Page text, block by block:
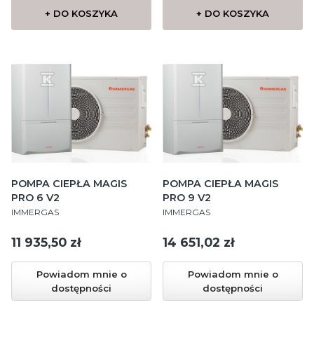
+ DO KOSZYKA + DO KOSZYKA
POMPA CIEPŁA MAGIS
PRO 6 V2
PRODUCENT
IMMERGAS
Cena
11 935,50 zł
Powiadom mnie o
dostępności
POMPA CIEPŁA MAGIS
PRO 9 V2
PRODUCENT
IMMERGAS
Cena
14 651,02 zł
Powiadom mnie o
dostępności